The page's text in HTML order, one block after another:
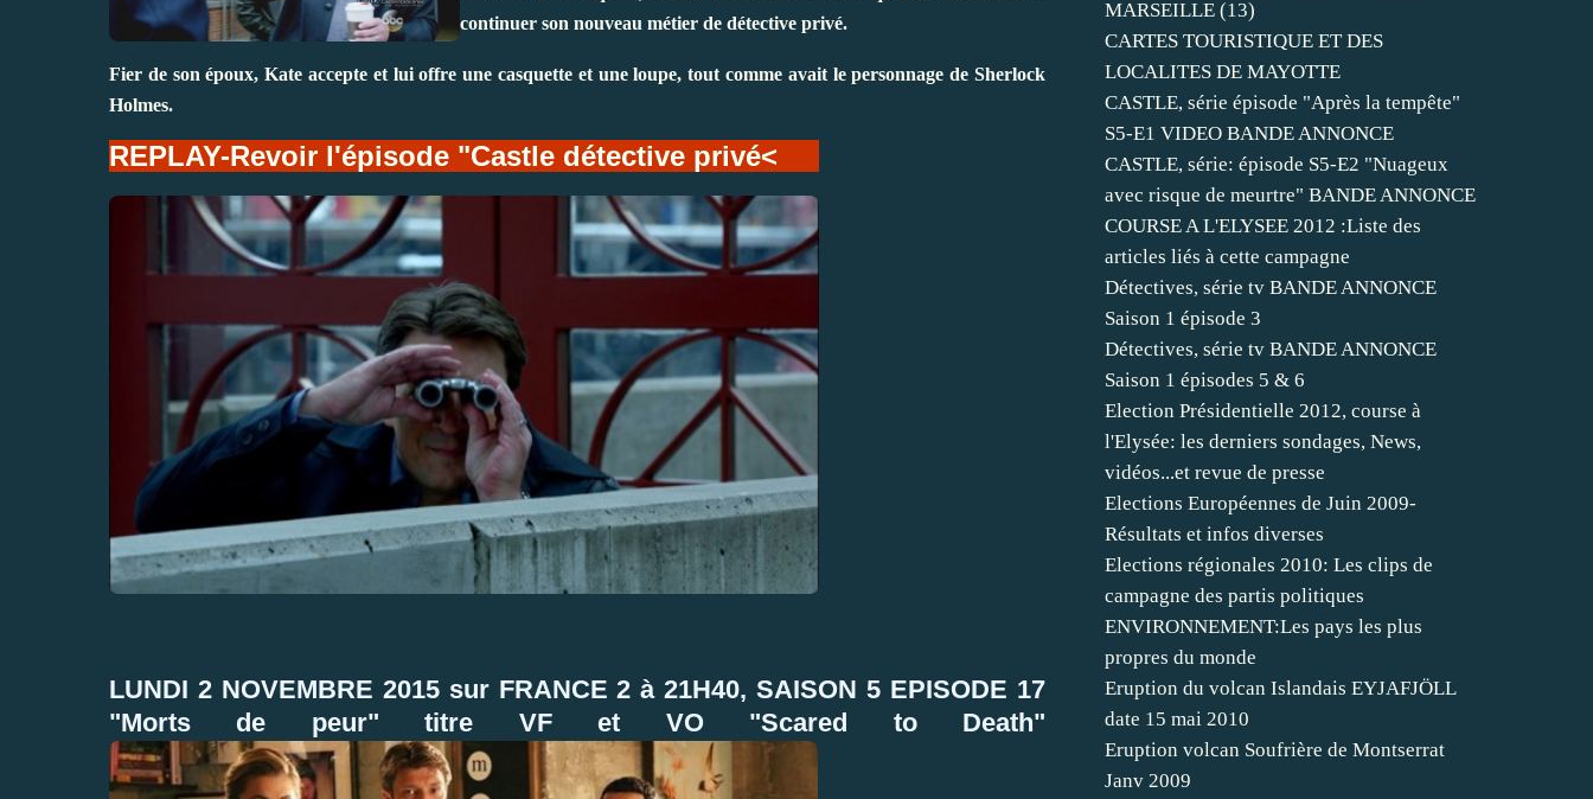
continuer son nouveau métier de détective privé.
Fier de son époux, Kate accepte et lui offre une casquette et une loupe, tout comme avait le personnage de Sherlock
Holmes.
REPLAY-Revoir l'épisode "Castle détective privé<
LUNDI 2 NOVEMBRE 2015 sur FRANCE 2 à 21H40, SAISON 5 EPISODE 17
"Morts de peur" titre VF et VO "Scared to Death"
MARSEILLE (13)
CARTES TOURISTIQUE ET DES
LOCALITES DE MAYOTTE
CASTLE, série épisode "Après la tempête"
S5-E1 VIDEO BANDE ANNONCE
CASTLE, série: épisode S5-E2 "Nuageux
avec risque de meurtre" BANDE ANNONCE
COURSE A L'ELYSEE 2012 :Liste des
articles liés à cette campagne
Détectives, série tv BANDE ANNONCE
Saison 1 épisode 3
Détectives, série tv BANDE ANNONCE
Saison 1 épisodes 5 & 6
Election Présidentielle 2012, course à
l'Elysée: les derniers sondages, News,
vidéos...et revue de presse
Elections Européennes de Juin 2009-
Résultats et infos diverses
Elections régionales 2010: Les clips de
campagne des partis politiques
ENVIRONNEMENT:Les pays les plus
propres du monde
Eruption du volcan Islandais EYJAFJÖLL
date 15 mai 2010
Eruption volcan Soufrière de Montserrat
Janv 2009